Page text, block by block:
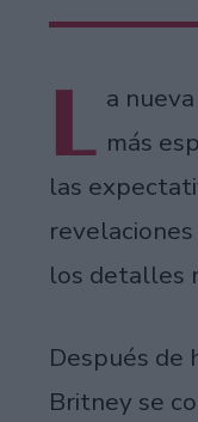
L a
más
las
los detalles
Después de
Britney se